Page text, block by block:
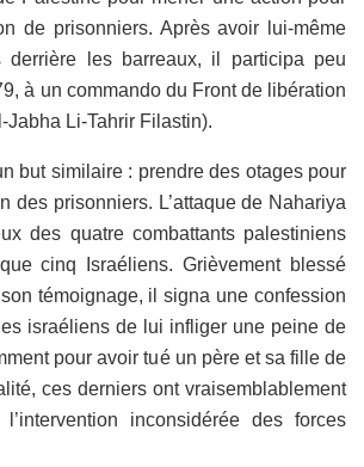
de prisonniers. Après avoir lui-même
derrière les barreaux, il participa peu
à un commando du Front de libération
Li-Tahrir Filastin).
but similaire : prendre des otages pour
des prisonniers. L’attaque de Nahariya
des quatre combattants palestiniens
cinq Israéliens. Grièvement blessé
témoignage, il signa une confession
israéliens de lui infliger une peine de
pour avoir tué un père et sa fille de
ces derniers ont vraisemblablement
inconsidérée des forces